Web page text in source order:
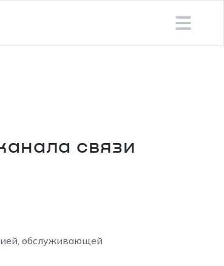
связи
обслуживающей